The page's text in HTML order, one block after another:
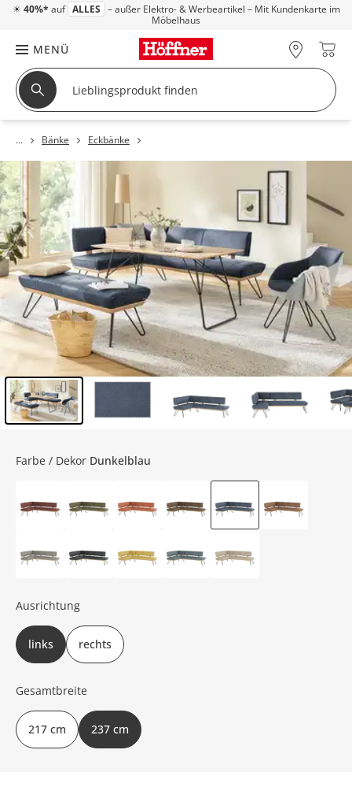
☀ 40%* auf ALLES – außer Elektro- & Werbeartikel – Mit Kundenkarte im
Möbelhaus
MENÜ
Bänke Eckbänke
Farbe / Dekor Dunkelblau
Ausrichtung
links rechts
Gesamtbreite
217 cm 237 cm